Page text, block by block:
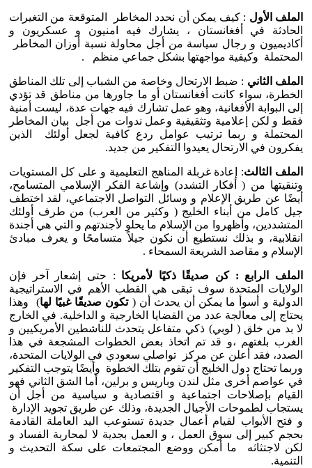
الملف الأول : كيف يمكن أن نحدد المخاطر المتوقعة من التغيرات
الحادثة في أفغانستان ، يشارك فيه امنيون و عسكريون و
أكاديميون و رجال سياسة من أجل محاولة نسبة أوزان المخاطر
المحتملة وكيفية مواجهتها بشكل جماعي منظم .
الملف الثاني : ضبط الارتحال وخاصة من الشباب إلى تلك المناطق
الخطرة، سواء كانت أفغانستان أو ما جاورها من مناطق قد تؤدي
إلى البوابة الأفغانية، وهو عمل تشارك فيه جهات عدة، ليست أمنية
فقط و لكن إعلامية وتثقيفية وعمل ندوات من أجل بيان المخاطر
المحتملة و ربما ترتيب عوامل ردع كافية لجعل أولئك الذين
يفكرون في الارتحال يعيدوا التفكير من جديد.
الملف الثالث: إعادة غربلة المناهج التعليمية و على كل المستويات
وتنقيتها من ( أفكار التشدد) وإشاعة الفكر الإسلامي المتسامح،
أيضًا عن طريق الإعلام و وسائل التواصل الاجتماعي، لقد اختطف
جيل كامل من أبناء الخليج ( وكثير من العرب) من طرف أولئك
المتشددين، وأظهروا من الإسلام ما يحلو لأجندتهم و التي هي أجندة
انقلابية، و بذلك نستطيع أن نكون جيلاً متسامحًا و يعرف مبادئ
الإسلام و مقاصد الشريعة السمحاء .
الملف الرابع : كن صديقًا ذكيًا لأمريكا : حتى إشعار آخر فإن
الولايات المتحدة سوف تبقى هي القطب الأهم في الاستراتيجية
الدولية و أسوأ ما يمكن أن يحدث أن (تكون صديقًا غبيًا لها) وهذا
يحتاج إلى معالجة عدد من القضايا الخارجية و الداخلية. في الخارج
لا بد من خلق ( لوبي) ذكي متفاعل يتحدث للناشطين الأمريكيين و
الغرب بلغتهم ،و قد تم اتخاذ بعض الخطوات المشجعة في هذا
الصدد، فقد أعلن عن مركز تواصلي سعودي في الولايات المتحدة،
وربما تحتاج دول الخليج أن تقوم بتلك الخطوة وأيضًا يتوجب التفكير
في عواصم أخرى مثل لندن وباريس و برلين، أما الشق الثاني فهو
القيام بإصلاحات اجتماعية و اقتصادية و سياسية من أجل أن
يستجاب لطموحات الأجيال الجديدة، وذلك عن طريق تجويد الإدارة
و فتح الأبواب لقيام أعمال جديدة تستوعب اليد العاملة القادمة
بحجم كبير إلى سوق العمل ، و العمل بجدية لا لمحاربة الفساد و
لكن لاجتثاثه ما أمكن ووضع المجتمعات على سكة التحديث و
التنمية.